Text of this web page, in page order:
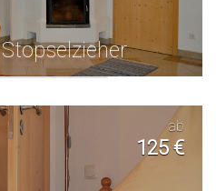
ab
125 €